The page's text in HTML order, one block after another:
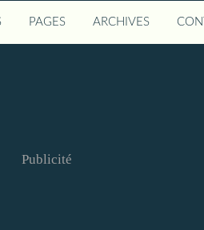
PAGES ARCHIVES
Publicité